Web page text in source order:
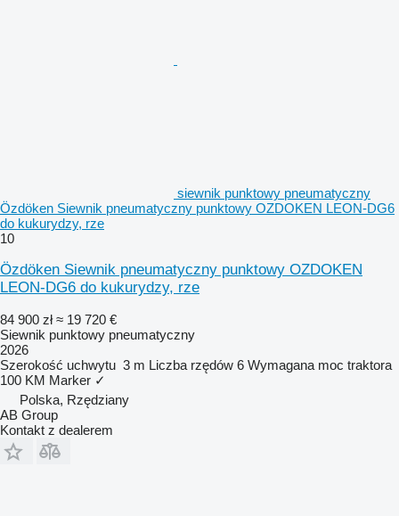
siewnik punktowy pneumatyczny
Özdöken Siewnik pneumatyczny punktowy OZDOKEN LEON-DG6
do kukurydzy, rze
10
Özdöken Siewnik pneumatyczny punktowy OZDOKEN
LEON-DG6 do kukurydzy, rze
84 900 zł ≈ 19 720 €
Siewnik punktowy pneumatyczny
2026
Szerokość uchwytu 3 m Liczba rzędów 6 Wymagana moc traktora
100 KM Marker ✓
Polska, Rzędziany
AB Group
Kontakt z dealerem